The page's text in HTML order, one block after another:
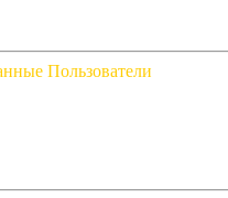
Пользователи